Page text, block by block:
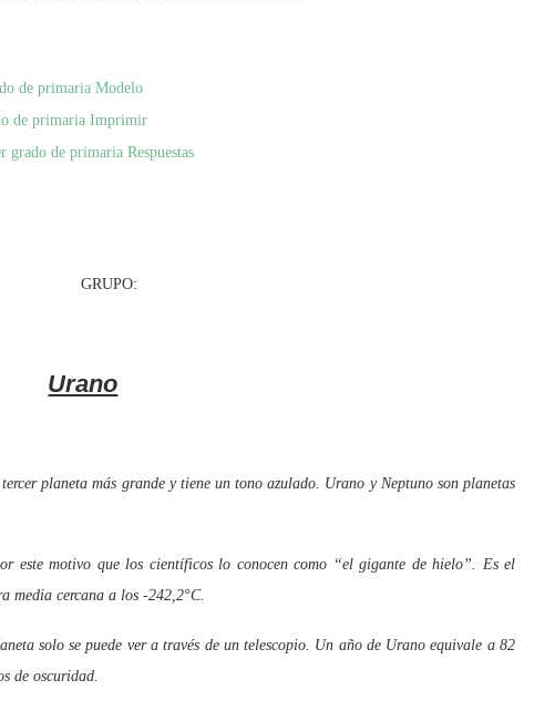
de primaria Modelo
de primaria Imprimir
de primaria Respuestas
GRUPO:
Urano
planeta más grande y tiene un tono azulado. Urano y Neptuno son planetas
motivo que los científicos lo conocen como “el gigante de hielo”. Es el
media cercana a los -242,2°C.
solo se puede ver a través de un telescopio. Un año de Urano equivale a 82
de oscuridad.